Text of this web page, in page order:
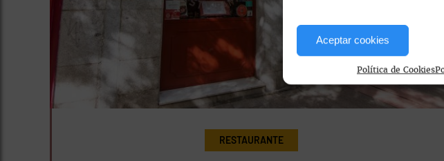
Aceptar cookies
Política de Cookies
RESTAURANTE